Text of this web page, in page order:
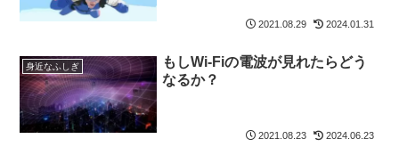
2021.08.29 2024.01.31
身近なふしぎ
もしWi-Fiの電波が見れたらどう
なるか？
2021.08.23 2024.06.23